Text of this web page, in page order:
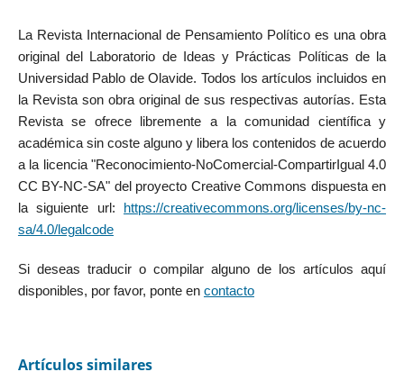
La Revista Internacional de Pensamiento Político es una obra
original del Laboratorio de Ideas y Prácticas Políticas de la
Universidad Pablo de Olavide. Todos los artículos incluidos en
la Revista son obra original de sus respectivas autorías. Esta
Revista se ofrece libremente a la comunidad científica y
académica sin coste alguno y libera los contenidos de acuerdo
a la licencia "Reconocimiento-NoComercial-CompartirIgual 4.0
CC BY-NC-SA" del proyecto Creative Commons dispuesta en
la siguiente url:
https://creativecommons.org/licenses/by-nc-
sa/4.0/legalcode
Si deseas traducir o compilar alguno de los artículos aquí
disponibles, por favor, ponte en contacto
Artículos similares